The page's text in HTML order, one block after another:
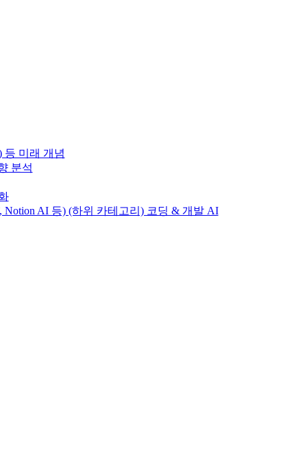
등 미래 개념
분석
Notion AI 등) (하위 카테고리) 코딩 & 개발 AI